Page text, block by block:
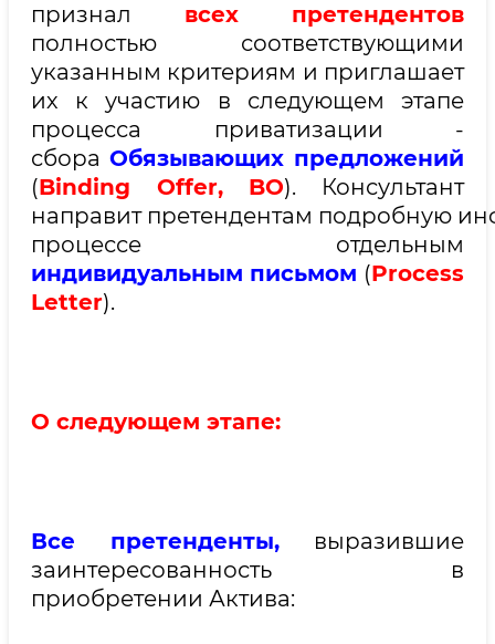
признал всех претендентов
полностью соответствующими
указанным критериям и приглашает
их к участию в следующем этапе
процесса приватизации -
сбора Обязывающих предложений
(Binding Offer, BO). Консультант
направит претендентам подробную
процессе отдельным
индивидуальным письмом (Process
Letter).
О следующем этапе:
Все претенденты, выразившие
заинтересованность в
приобретении Актива: